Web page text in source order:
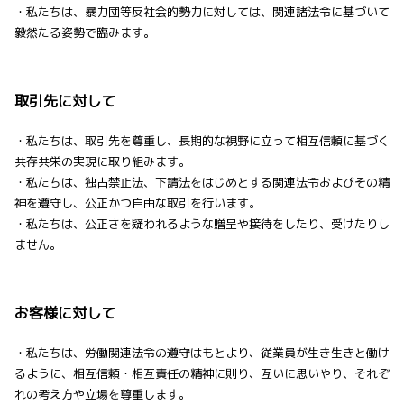
・私たちは、暴力団等反社会的勢力に対しては、関連諸法令に基づいて
毅然たる姿勢で臨みます。
取引先に対して
・私たちは、取引先を尊重し、長期的な視野に立って相互信頼に基づく
共存共栄の実現に取り組みます。
・私たちは、独占禁止法、下請法をはじめとする関連法令およびその精
神を遵守し、公正かつ自由な取引を行います。
・私たちは、公正さを疑われるような贈呈や接待をしたり、受けたりし
ません。
お客様に対して
・私たちは、労働関連法令の遵守はもとより、従業員が生き生きと働け
るように、相互信頼・相互責任の精神に則り、互いに思いやり、それぞ
れの考え方や立場を尊重します。